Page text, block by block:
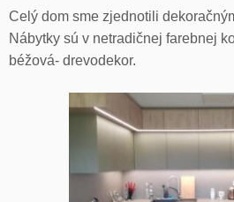
Celý dom sme zjednotili
Nábytky sú v netradičnej farebnej
béžová- drevodekor.